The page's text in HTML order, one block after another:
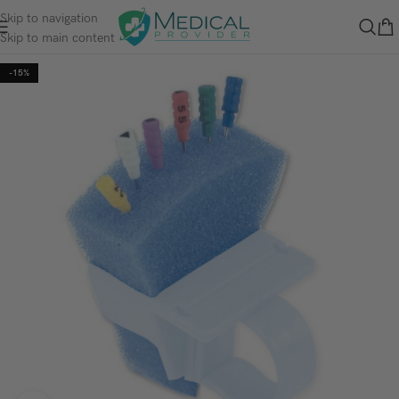
Skip to navigation
Skip to main content
-15%